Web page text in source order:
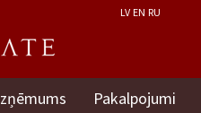
LV EN RU
Pakalpojumi